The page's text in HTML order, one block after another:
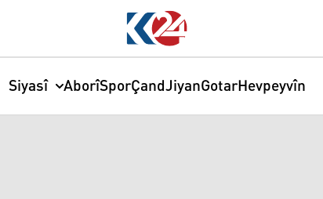
Siyasî AborîSporÇandJiyanGotarHevpeyvîn